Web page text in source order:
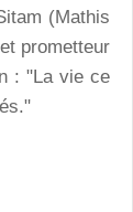
(Mathis
prometteur
: "La vie ce